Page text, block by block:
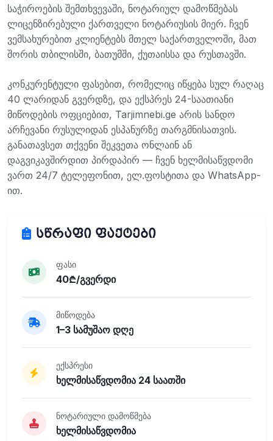
საჭიროების შემთხვევაში, ნოტარიულ დამოწმებას
ლიცენზირებული ქართველი ნოტარიუსის მიერ. ჩვენ
ვემსახურებით კლიენტებს მთელ საქართველოში, მათ
შორის თბილისში, ბათუმში, ქუთაისსა და რუსთავში.
კონკურენტული ფასებით, რომელიც იწყება სულ რაღაც
40 ლარიდან გვერდზე, და ექსპრეს 24-საათიანი
მიწოდების ოფციებით, Tarjimnebi.ge არის სანდო
არჩევანი რუსულიდან ესპანურზე თარგმნისათვის.
განათავსეთ თქვენი შეკვეთა ონლაინ ან
დაგვიკავშირდით პირდაპირ — ჩვენ ხელმისაწვდომი
ვართ 24/7 ტელეფონით, ელ.ფოსტითა და WhatsApp-
ით.
სწრაფი ფაქტები
ფასი
40₾/გვერდი
მიწოდება
1–3 სამუშაო დღე
ექსპრესი
ხელმისაწვდომია 24 საათში
ნოტარიული დამოწმება
ხელმისაწვდომია